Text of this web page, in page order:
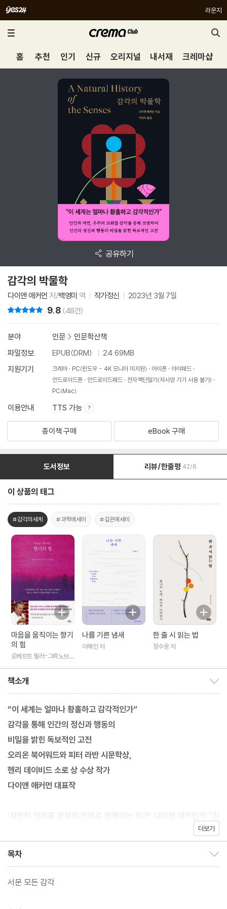
라운지
홈 추천 인기 신규 오리지널 내서재 크레마샵
공유하기
감각의 박물학
다이앤 애커먼 저/백영미 역 작가정신 2023년 3월 7일
9.8 (48건)
분야 인문 > 인문학산책
파일정보
EPUB(DRM)
24.69MB
지원기기
크레마 PC(윈도우 - 4K 모니터 미지원) 아이폰
아이패드
안드로이드폰
안드로이드패드
전자책단말기(저사양 기기 사용 불가)
PC(Mac)
이용안내 TTS 가능
종이책 구매 eBook 구매
도서정보 리뷰/한줄평 42/6
이 상품의 태그
#감각의세계 #과학에세이 #깊은에세이
마음을 움직이는 향기
의 힘
로베르트 뮐러-그뤼노브
나를 기른 냄새
이혜인 저
한 줄 시 읽는 법
정수윤 저
책소개
“이 세계는 얼마나 황홀하고 감각적인가”
감각을 통해 인간의 정신과 행동의
비밀을 밝힌 독보적인 고전
오리온 북어워드와 피터 라반 시문학상,
헨리 데이비드 소로 상 수상 작가
다이앤 애커먼 대표작
‘자연의 언어를 문학의 언어로 번역하는 작가’ 다이앤 애커먼의 『감
각의 박물학』이 2004년 국내 출간된 이후 19년 만에 새롭게 단장
력, 폭넓은 철학적 사색이 담긴 글로 전 세계 수많은 독자들에게 커
다란 감동과 울림을 선사해온 다이앤 애커먼은 오리온 북어워드와
상하고 “뛰어난 묘사, 끝없이 샘솟는 통찰, 불굴의 낙천성으로 국보
더보기
목차
서문 모든 감각